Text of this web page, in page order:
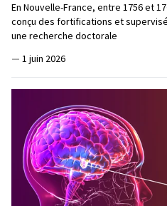
En Nouvelle-France, entre 1756 et
conçu des fortifications et
une recherche doctorale
— 1 juin 2026